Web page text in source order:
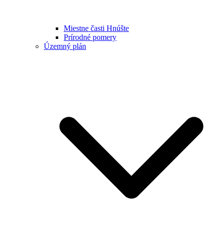
Miestne časti Hnúšte
Prírodné pomery
Územný plán